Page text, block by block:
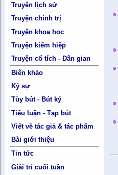
Truyện lịch sử
Truyện chính trị
Truyện khoa học
Truyện kiếm hiệp
Truyện cổ tích - Dân gian
Biên khảo
Ký sự
Tùy bút - Bút ký
Tiểu luận - Tạp bút
Viết về tác giả & tác phẩm
Bài giới thiệu
Tin tức
Giải trí cuối tuần